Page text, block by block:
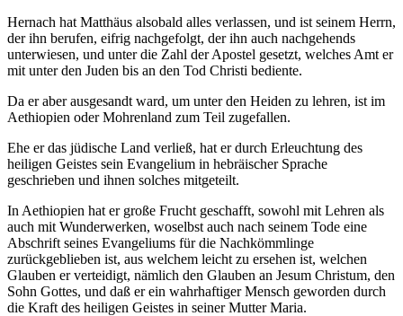
Hernach hat Matthäus alsobald alles verlassen, und ist seinem Herrn,
der ihn berufen, eifrig nachgefolgt, der ihn auch nachgehends
unterwiesen, und unter die Zahl der Apostel gesetzt, welches Amt er
mit unter den Juden bis an den Tod Christi bediente.
Da er aber ausgesandt ward, um unter den Heiden zu lehren, ist im
Aethiopien oder Mohrenland zum Teil zugefallen.
Ehe er das jüdische Land verließ, hat er durch Erleuchtung des
heiligen Geistes sein Evangelium in hebräischer Sprache
geschrieben und ihnen solches mitgeteilt.
In Aethiopien hat er große Frucht geschafft, sowohl mit Lehren als
auch mit Wunderwerken, woselbst auch nach seinem Tode eine
Abschrift seines Evangeliums für die Nachkömmlinge
zurückgeblieben ist, aus welchem leicht zu ersehen ist, welchen
Glauben er verteidigt, nämlich den Glauben an Jesum Christum, den
Sohn Gottes, und daß er ein wahrhaftiger Mensch geworden durch
die Kraft des heiligen Geistes in seiner Mutter Maria.